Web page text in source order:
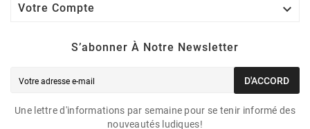
Votre Compte 
S’abonner À Notre Newsletter
D'ACCORD
Une lettre d'informations par semaine pour se tenir informé des
nouveautés ludiques!